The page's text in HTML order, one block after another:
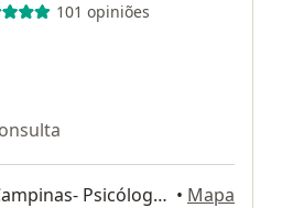
101 opiniões
Consultório Virtual Campinas- Psicóloga on-line, Campinas • Mapa